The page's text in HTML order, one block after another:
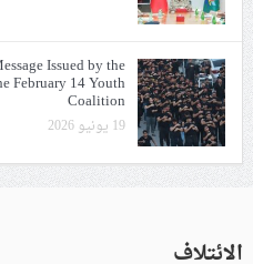
Issued by the
February 14 Youth
Coalition
19 يونيو 2026
الائتلاف